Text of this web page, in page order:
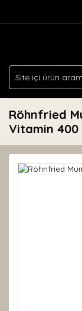
Röhnfried
Vitamin 400